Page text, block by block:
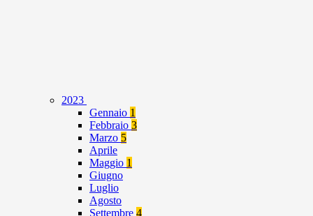
2023
Gennaio 1
Febbraio 3
Marzo 5
Aprile
Maggio 1
Giugno
Luglio
Agosto
Settembre 4